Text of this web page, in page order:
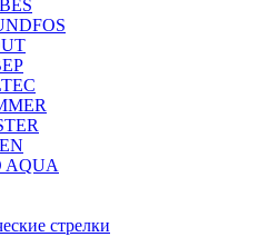
AQUA
стрелки